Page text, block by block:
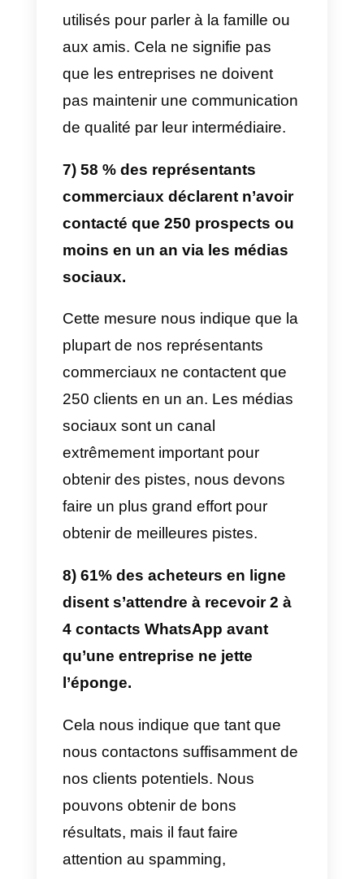
4) Les professionnels de la
vente qui assurent un suivi
dans les 24 heures suivant leur
première tentative de contact
WhatsApp ont un taux de
réponse moyen d’environ 50
Cela signifie que nous devons
apprendre à nos conseillers à
faire des tentatives de contact
plus fréquentes afin qu’ils
puissent percevoir des réponses
plus fréquentes des clients via
WhatsApp.
5) 42 % des clients potentiels
déclarent qu’ils seraient plus
enclins à prendre une décision
d’achat si leur représentant
commercial tenait sa promesse
et les contactait en temps
Cela nous montre directement
que le taux de réussite avec un
de réponse.